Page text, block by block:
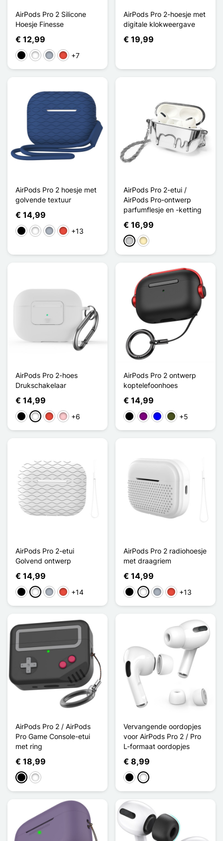
AirPods Pro 2 Silicone
Hoesje Finesse
€ 12,99
ZwartWit GrijsRood+7
AirPods Pro 2-hoesje met
digitale klokweergave
€ 19,99
AirPods Pro 2 hoesje met
golvende textuur
€ 14,99
ZwartWit GrijsRood+13
AirPods Pro 2-etui /
AirPods Pro-ontwerp
parfumflesje en -ketting
€ 16,99
ZilverGolden
AirPods Pro 2-hoes
Drukschakelaar
€ 14,99
ZwartWit RoodRoze+6
AirPods Pro 2 ontwerp
koptelefoonhoes
€ 14,99
ZwartPurperBlauwVert Armée
+5
AirPods Pro 2-etui
Golvend ontwerp
€ 14,99
ZwartWit GrijsRood+14
AirPods Pro 2 radiohoesje
met draagriem
€ 14,99
ZwartWit GrijsRood+13
AirPods Pro 2 / AirPods
Pro Game Console-etui
met ring
€ 18,99
ZwartGris Blanc
Vervangende oordopjes
voor AirPods Pro 2 / Pro
L-formaat oordopjes
€ 8,99
ZwartWit